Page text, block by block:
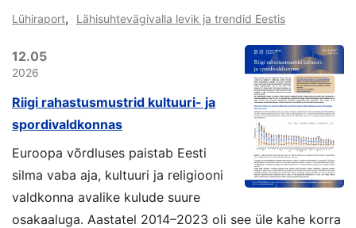
Lühiraport, Lähisuhtevägivalla levik ja trendid Eestis
12.05
2026
Riigi rahastusmustrid kultuuri- ja
spordivaldkonnas
Euroopa võrdluses paistab Eesti
silma vaba aja, kultuuri ja religiooni
valdkonna avalike kulude suure
osakaaluga. Aastatel 2014–2023 oli see üle kahe korra